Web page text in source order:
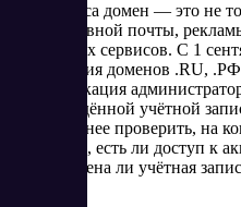
Для бизнеса домен — это не
корпоративной почты,
клиентских сервисов. С 1
и продления доменов .RU,
идентификация
подтверждённой учётной
стоит заранее проверить, на
ли данные, есть ли доступ к
подготовлена ли учётная